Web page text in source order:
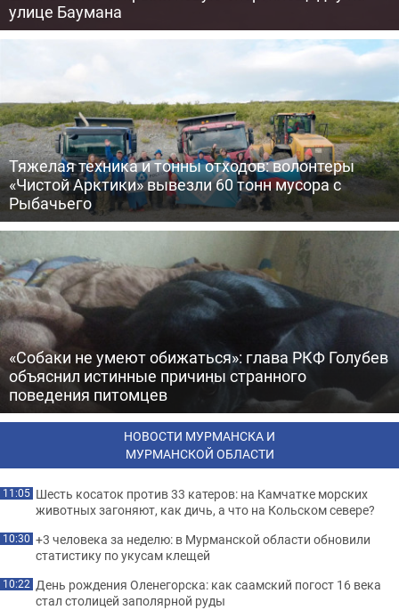
улице Баумана
Тяжелая техника и тонны отходов: волонтеры
«Чистой Арктики» вывезли 60 тонн мусора с
Рыбачьего
«Собаки не умеют обижаться»: глава РКФ Голубев
объяснил истинные причины странного
поведения питомцев
НОВОСТИ МУРМАНСКА И
МУРМАНСКОЙ ОБЛАСТИ
11:05 Шесть косаток против 33 катеров: на Камчатке морских
животных загоняют, как дичь, а что на Кольском севере?
10:30 +3 человека за неделю: в Мурманской области обновили
статистику по укусам клещей
10:22 День рождения Оленегорска: как саамский погост 16 века
стал столицей заполярной руды